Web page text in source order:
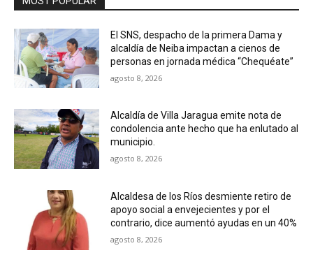
El SNS, despacho de la primera Dama y
alcaldía de Neiba impactan a cienos de
personas en jornada médica “Chequéate”
agosto 8, 2026
Alcaldía de Villa Jaragua emite nota de
condolencia ante hecho que ha enlutado al
municipio.
agosto 8, 2026
Alcaldesa de los Ríos desmiente retiro de
apoyo social a envejecientes y por el
contrario, dice aumentó ayudas en un 40%
agosto 8, 2026